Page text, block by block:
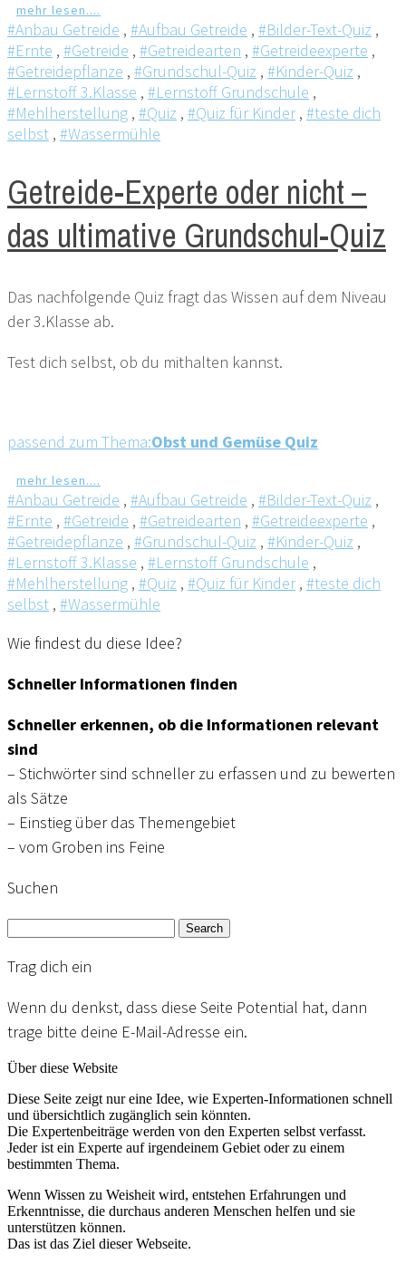
mehr lesen....
#Anbau Getreide , #Aufbau Getreide , #Bilder-Text-Quiz ,
#Ernte , #Getreide , #Getreidearten , #Getreideexperte ,
#Getreidepflanze , #Grundschul-Quiz , #Kinder-Quiz ,
#Lernstoff 3.Klasse , #Lernstoff Grundschule ,
#Mehlherstellung , #Quiz , #Quiz für Kinder, #teste dich
selbst , #Wassermühle
Getreide-Experte oder nicht –
das ultimative Grundschul-Quiz
Das nachfolgende Quiz fragt das Wissen auf dem Niveau
der 3.Klasse ab.
Test dich selbst, ob du mithalten kannst.
passend zum Thema:Obst und Gemüse Quiz
mehr lesen....
#Anbau Getreide , #Aufbau Getreide , #Bilder-Text-Quiz ,
#Ernte , #Getreide , #Getreidearten , #Getreideexperte ,
#Getreidepflanze , #Grundschul-Quiz , #Kinder-Quiz ,
#Lernstoff 3.Klasse , #Lernstoff Grundschule ,
#Mehlherstellung , #Quiz , #Quiz für Kinder, #teste dich
selbst , #Wassermühle
Wie findest du diese Idee?
Schneller Informationen finden
Schneller erkennen, ob die Informationen relevant
sind
– Stichwörter sind schneller zu erfassen und zu bewerten
als Sätze
– Einstieg über das Themengebiet
– vom Groben ins Feine
Suchen
Search
Trag dich ein
Wenn du denkst, dass diese Seite Potential hat, dann
trage bitte deine E-Mail-Adresse ein.
Über diese Website
Diese Seite zeigt nur eine Idee, wie Experten-Informationen schnell
und übersichtlich zugänglich sein könnten.
Die Expertenbeiträge werden von den Experten selbst verfasst.
Jeder ist ein Experte auf irgendeinem Gebiet oder zu einem
bestimmten Thema.
Wenn Wissen zu Weisheit wird, entstehen Erfahrungen und
Erkenntnisse, die durchaus anderen Menschen helfen und sie
unterstützen können.
Das ist das Ziel dieser Webseite.